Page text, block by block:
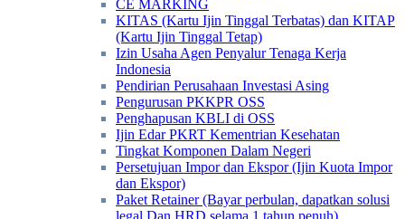
CE MARKING
KITAS (Kartu Ijin Tinggal Terbatas) dan KITAP
(Kartu Ijin Tinggal Tetap)
Izin Usaha Agen Penyalur Tenaga Kerja
Indonesia
Pendirian Perusahaan Investasi Asing
Pengurusan PKKPR OSS
Penghapusan KBLI di OSS
Ijin Edar PKRT Kementrian Kesehatan
Tingkat Komponen Dalam Negeri
Persetujuan Impor dan Ekspor (Ijin Kuota Impor
dan Ekspor)
Paket Retainer (Bayar perbulan, dapatkan solusi
legal Dan HRD selama 1 tahun penuh)